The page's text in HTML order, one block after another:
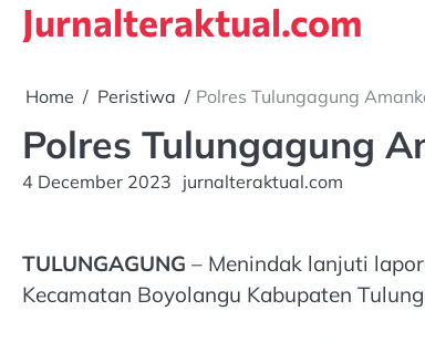
SkipJurnalteraktual.com
Home Peristiwa Polres Tulungagung
Polres Tulungagung
4 December 2023 jurnalteraktual.com
TULUNGAGUNG – Menindak lanjuti
Kecamatan Boyolangu Kabupaten